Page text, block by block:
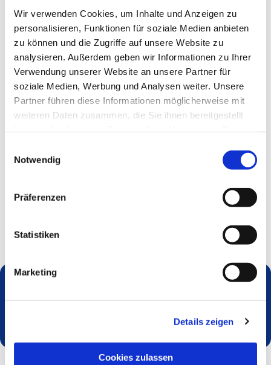
Wir verwenden Cookies, um Inhalte und Anzeigen zu
personalisieren, Funktionen für soziale Medien anbieten
zu können und die Zugriffe auf unsere Website zu
analysieren. Außerdem geben wir Informationen zu Ihrer
Verwendung unserer Website an unsere Partner für
soziale Medien, Werbung und Analysen weiter. Unsere
Partner führen diese Informationen möglicherweise mit
weiteren Daten zusammen, die Sie ihnen bereitgestellt
Notwendig
Präferenzen
Statistiken
Marketing
Details zeigen
Cookies zulassen
Alle Veranstaltungen und Termine unter Vorbehalt!
Dies könnte Sie auch interessieren